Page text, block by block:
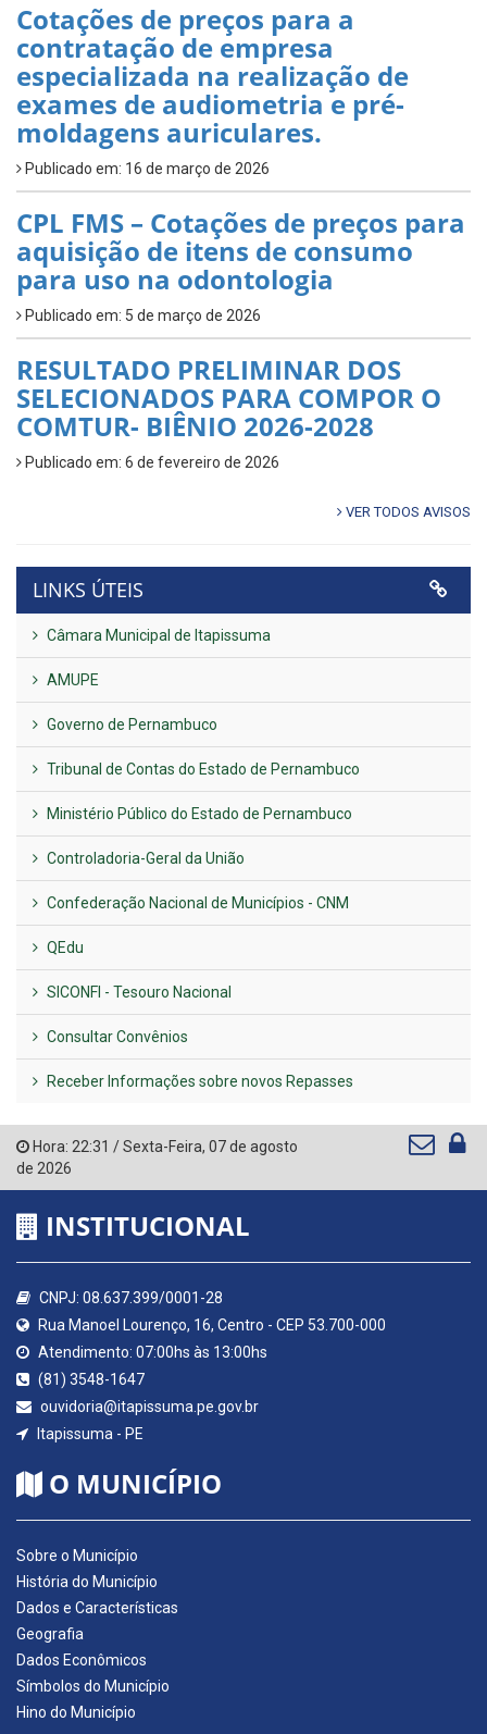
Cotações de preços para a
contratação de empresa
especializada na realização de
exames de audiometria e pré-
moldagens auriculares.
Publicado em: 16 de março de 2026
CPL FMS – Cotações de preços para
aquisição de itens de consumo
para uso na odontologia
Publicado em: 5 de março de 2026
RESULTADO PRELIMINAR DOS
SELECIONADOS PARA COMPOR O
COMTUR- BIÊNIO 2026-2028
Publicado em: 6 de fevereiro de 2026
VER TODOS AVISOS
LINKS ÚTEIS
Câmara Municipal de Itapissuma
AMUPE
Governo de Pernambuco
Tribunal de Contas do Estado de Pernambuco
Ministério Público do Estado de Pernambuco
Controladoria-Geral da União
Confederação Nacional de Municípios - CNM
QEdu
SICONFI - Tesouro Nacional
Consultar Convênios
Receber Informações sobre novos Repasses
Hora: 22:31 /Sexta-Feira, 07 de agosto
de 2026
INSTITUCIONAL
CNPJ: 08.637.399/0001-28
Rua Manoel Lourenço, 16, Centro - CEP 53.700-000
Atendimento: 07:00hs às 13:00hs
(81) 3548-1647
ouvidoria@itapissuma.pe.gov.br
Itapissuma - PE
O MUNICÍPIO
Sobre o Município
História do Município
Dados e Características
Geografia
Dados Econômicos
Símbolos do Município
Hino do Município